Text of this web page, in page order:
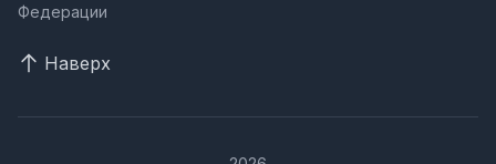
Федерации
Наверх